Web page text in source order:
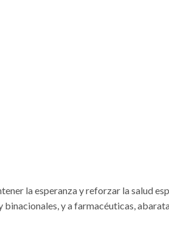
la esperanza y reforzar la salud
y a farmacéuticas,